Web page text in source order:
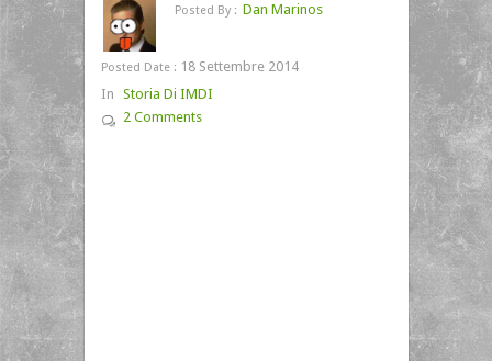
Posted By : Dan Marinos
Posted Date : 18 Settembre 2014
In Storia Di IMDI
2 Comments